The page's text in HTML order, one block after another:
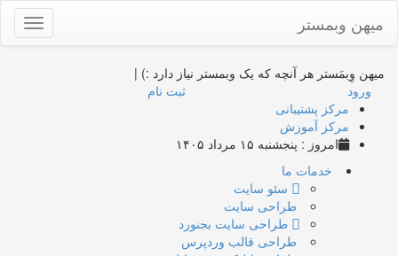
میهن وبمستر
میهن وِبمَستر هر آنچه که یک وبمستر نیاز دارد :) |
ورود
ثبت نام
مرکز پشتیبانی
مرکز آموزش
امروز : پنجشنبه ۱۵ مرداد ۱۴۰۵
خدمات ما
سئو سایت
طراحی سایت
طراحی سایت بجنورد
طراحی قالب وردپرس